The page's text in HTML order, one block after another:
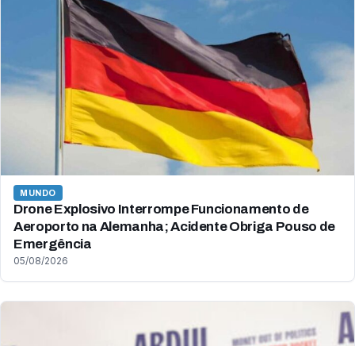
MUNDO
Drone Explosivo Interrompe Funcionamento de
Aeroporto na Alemanha; Acidente Obriga Pouso de
Emergência
05/08/2026